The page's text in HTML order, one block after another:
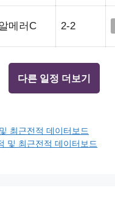
메러C 2-2
다른 일정 더보기
최근전적 데이터보드
및 최근전적 데이터보드